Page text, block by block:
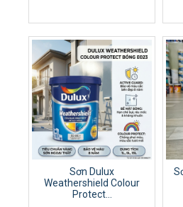
Sơn Dulux
Weathershield Colour
Protect...